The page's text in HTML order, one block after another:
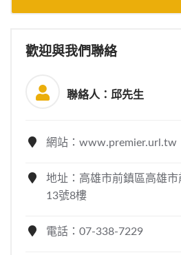
歡迎與我們聯絡
聯絡人：邱先生
網站：www.premier.url.tw
地址：高雄市前鎮區高雄
13號8樓
電話：07-338-7229